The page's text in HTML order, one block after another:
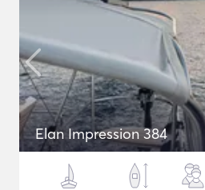
Elan Impression 384